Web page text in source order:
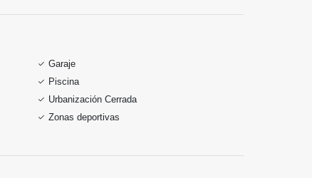
Garaje
Piscina
Urbanización Cerrada
Zonas deportivas